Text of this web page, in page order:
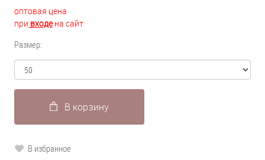
оптовая цена
при входена сайт
Размер:
В корзину
В избранное